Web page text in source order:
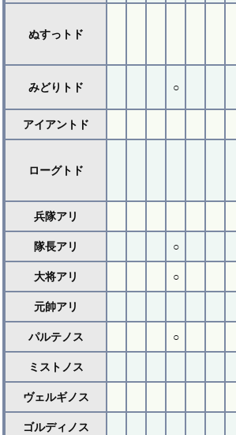
ぬすっトド
みどりトド ○
アイアントド
ローグトド
兵隊アリ
隊長アリ ○
大将アリ ○
元帥アリ
パルテノス ○
ミストノス
ヴェルギノス
ゴルディノス